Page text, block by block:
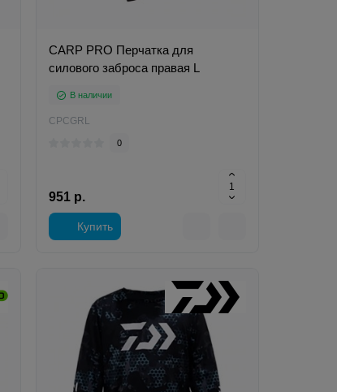
CARP PRO Перчатка для
силового заброса правая L
В наличии
CPCGRL
0
951 р.
Купить